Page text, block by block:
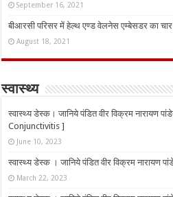
September 16, 2021
बीआरसी परिसर में हेल्थ एण्ड वेलनेस एम्बेसडर का चार
August 18, 2021
स्वास्थ्य
स्वास्थ्य डेस्क। जानिये पंडित वीर विक्रम
Conjunctivitis ]
June 10, 2023
स्वास्थ्य डेस्क । जानिये पंडित वीर विक्रम नारायण
March 22, 2023